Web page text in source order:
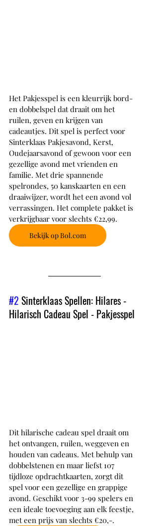
Het Pakjesspel is een kleurrijk bord-
en dobbelspel dat draait om het
ruilen, geven en krijgen van
cadeautjes. Dit spel is perfect voor
Sinterklaas Pakjesavond, Kerst,
Oudejaarsavond of gewoon voor een
gezellige avond met vrienden en
familie. Met drie spannende
spelrondes, 50 kanskaarten en een
draaiwijzer, wordt het een avond vol
verrassingen. Het complete pakket is
verkrijgbaar voor slechts €22,99.
Bekijk op Bol.com
#2 Sinterklaas Spellen: Hilares -
Hilarisch Cadeau Spel - Pakjesspel
Dit hilarische cadeau spel draait om
het ontvangen, ruilen, weggeven en
houden van cadeaus. Met behulp van
dobbelstenen en maar liefst 107
tijdloze opdrachtkaarten, zorgt dit
spel voor een gezellige en grappige
avond. Geschikt voor 3-99 spelers en
een ideale toevoeging aan elk feestje,
met een prijs van slechts €20,-.